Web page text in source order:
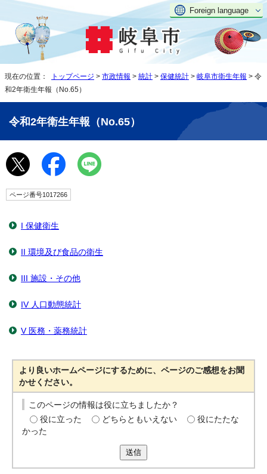
Foreign language
現在の位置： トップページ > 市政情報 > 統計 > 保健統計 > 岐阜市衛生年報 > 令
和2年衛生年報（No.65）
令和2年衛生年報（No.65）
ページ番号1017266
I 保健衛生
II 環境及び食品の衛生
III 施設・その他
IV 人口動態統計
V 医務・薬務統計
より良いホームページにするために、ページのご感想をお聞
かせください。
このページの情報は役に立ちましたか？
役に立った
どちらともいえない
役にたたな
かった
送信